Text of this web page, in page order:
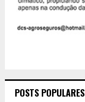
POSTS POPULARES